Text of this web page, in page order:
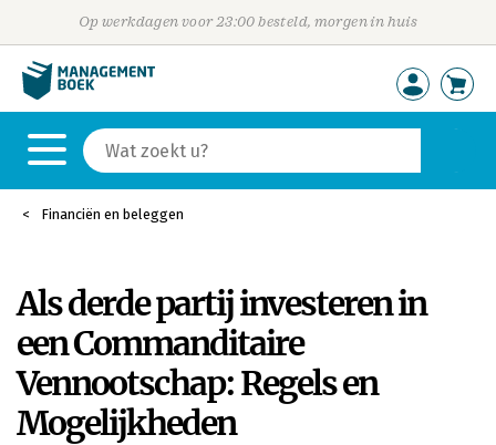
Op werkdagen voor 23:00 besteld, morgen in huis
Financiën en beleggen
Als derde partij investeren in
een Commanditaire
Vennootschap: Regels en
Mogelijkheden